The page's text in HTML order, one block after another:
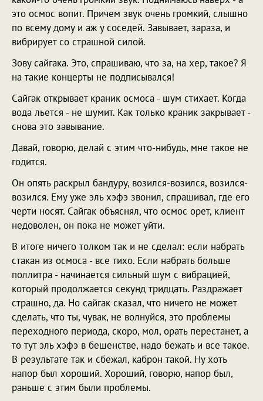
это осмос вопит. Причем звук очень громкий, слышно
по всему дому и аж у соседей. Завывает, зараза, и
вибрирует со страшной силой.
Зову сайгака. Это, спрашиваю, что за, на хер, такое? Я
на такие концерты не подписывался!
Сайгак открывает краник осмоса - шум стихает. Когда
вода льется - не шумит. Как только краник закрывает -
снова это завывание.
Давай, говорю, делай с этим что-нибудь, мне такое не
годится.
Он опять раскрыл бандуру, возился-возился, возился-
возился. Ему уже эль хэфэ звонил, спрашивал, где его
черти носят. Сайгак объяснял, что осмос орет, клиент
недоволен, он пока не может уйти.
В итоге ничего толком так и не сделал: если набрать
стакан из осмоса - все тихо. Если набрать больше
поллитра - начинается сильный шум с вибрацией,
который продолжается секунд тридцать. Раздражает
страшно, да. Но сайгак сказал, что ничего не может
сделать, что ты, чувак, не волнуйся, это проблемы
переходного периода, скоро, мол, орать перестанет, а
то тут эль хэфэ в бешенстве, надо бежать и все такое.
В результате так и сбежал, каброн такой. Ну хоть
напор был хороший. Хороший, говорю, напор был,
раньше с этим были проблемы.